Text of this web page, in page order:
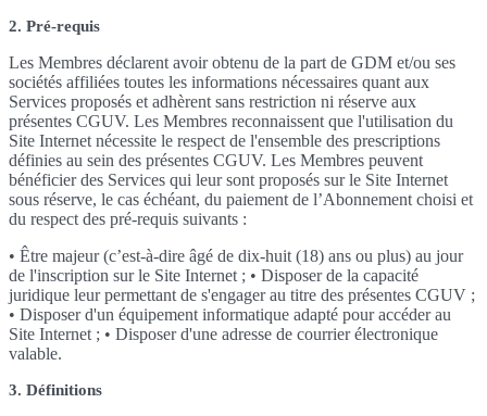
2. Pré-requis
Les Membres déclarent avoir obtenu de la part de GDM et/ou ses
sociétés affiliées toutes les informations nécessaires quant aux
Services proposés et adhèrent sans restriction ni réserve aux
présentes CGUV. Les Membres reconnaissent que l'utilisation du
Site Internet nécessite le respect de l'ensemble des prescriptions
définies au sein des présentes CGUV. Les Membres peuvent
bénéficier des Services qui leur sont proposés sur le Site Internet
sous réserve, le cas échéant, du paiement de l’Abonnement choisi et
du respect des pré-requis suivants :
• Être majeur (c’est-à-dire âgé de dix-huit (18) ans ou plus) au jour
de l'inscription sur le Site Internet ; • Disposer de la capacité
juridique leur permettant de s'engager au titre des présentes CGUV ;
• Disposer d'un équipement informatique adapté pour accéder au
Site Internet ; • Disposer d'une adresse de courrier électronique
valable.
3. Définitions